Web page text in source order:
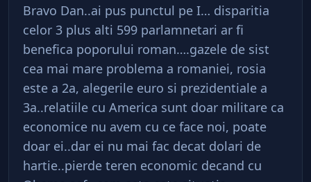
Bravo Dan..ai pus punctul pe I… disparitia
celor 3 plus alti 599 parlamnetari ar fi
benefica poporului roman….gazele de sist
cea mai mare problema a romaniei, rosia
este a 2a, alegerile euro si prezidentiale a
3a..relatiile cu America sunt doar militare ca
economice nu avem cu ce face noi, poate
doar ei..dar ei nu mai fac decat dolari de
hartie..pierde teren economic decand cu